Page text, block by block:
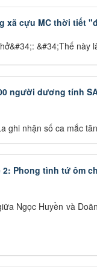
xã cựu MC thời tiết
&#34;Thế này
người dương tính
ghi nhận số ca mắc
2: Phong tình tứ ôm
Ngọc Huyền và